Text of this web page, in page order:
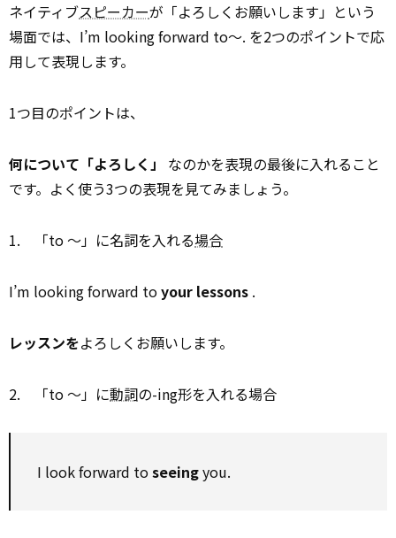
ネイティブスピーカーが「よろしくお願いします」という
場面では、I’m looking forward to～. を2つのポイントで応
用して表現します。
1つ目のポイントは、
何について「よろしく」
なのかを表現の最後に入れること
です。よく使う3つの表現を見てみましょう。
1. 「to ～」に名詞を入れる場合
I’m looking forward toyour lessons .
レッスンをよろしくお願いします。
2. 「to ～」に動詞の-ing形を入れる場合
I look forward toseeingyou.